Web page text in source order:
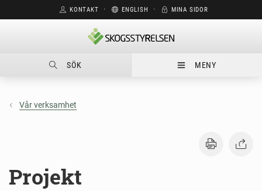
KONTAKT ⋅ ENGLISH ⋅ MINA SIDOR
SÖK MENY
Vår verksamhet
Projekt